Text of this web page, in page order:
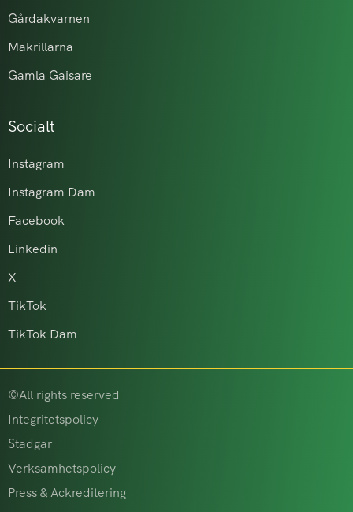
Gårdakvarnen
Makrillarna
Gamla Gaisare
Socialt
Instagram
Instagram Dam
Facebook
Linkedin
X
TikTok
TikTok Dam
©All rights reserved
Integritetspolicy
Stadgar
Verksamhetspolicy
Press & Ackreditering